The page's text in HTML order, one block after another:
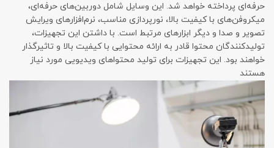
حرفه‌ای پرداخته خواهد شد. این وسایل شامل دوربین‌های حرفه‌ای،
میکروفن‌های با کیفیت بالا، نورپردازی مناسب، نرم‌افزارهای ویرایش
تصویر و صدا و دیگر ابزارهای مرتبط است. با داشتن این تجهیزات،
تولیدکنندگان محتوا قادر به ارائه محتوایی با کیفیت بالا و تاثیرگذار
خواهند بود. این تجهیزات برای تولید محتواهای ویدیویی مورد نیاز
هستند